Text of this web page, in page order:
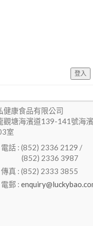
登入
健康食品有限公司
觀塘海濱道139-141號海
室
電話 : (852) 2336 2129 /
2336 3987
傳真 : (852) 2333 3855
電郵 :